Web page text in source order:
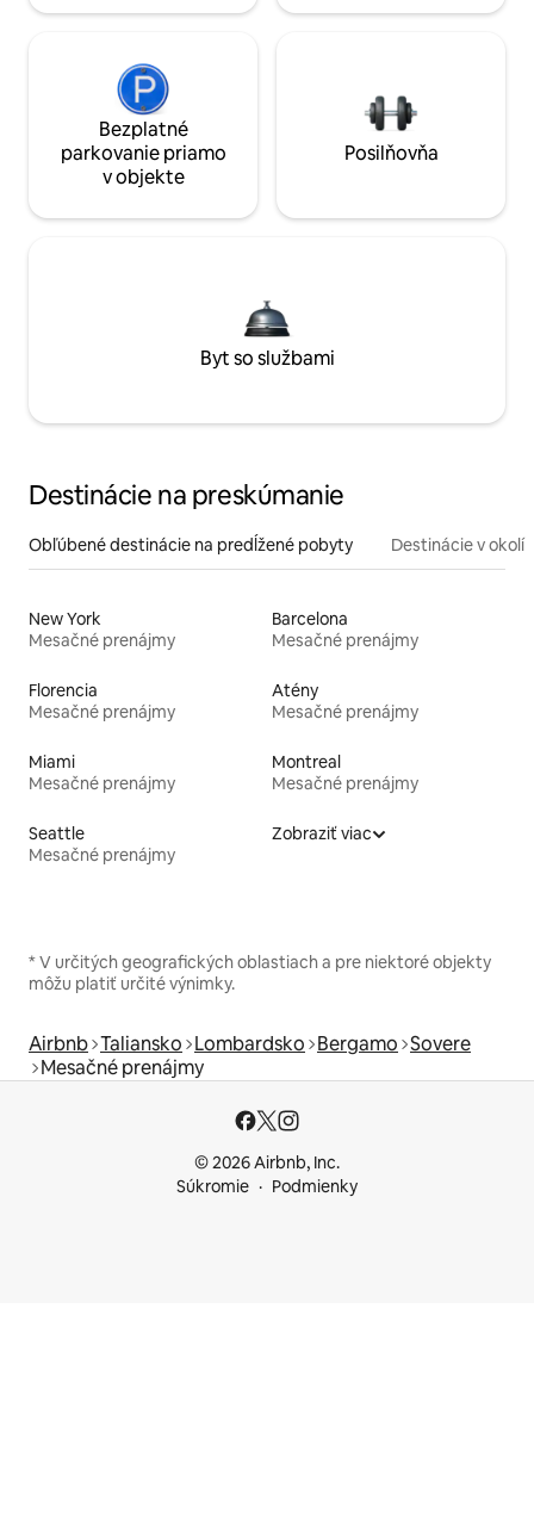
Bezplatné
parkovanie priamo
v objekte
Posilňovňa
Byt so službami
Destinácie na preskúmanie
Obľúbené destinácie na predĺžené pobyty Destinácie v okolí
New York
Mesačné prenájmy
Barcelona
Mesačné prenájmy
Florencia
Mesačné prenájmy
Atény
Mesačné prenájmy
Miami
Mesačné prenájmy
Montreal
Mesačné prenájmy
Seattle
Mesačné prenájmy
Zobraziť viac
* V určitých geografických oblastiach a pre niektoré objekty
môžu platiť určité výnimky.
Airbnb Taliansko Lombardsko Bergamo Sovere
Mesačné prenájmy
© 2026 Airbnb, Inc.
Súkromie
Podmienky